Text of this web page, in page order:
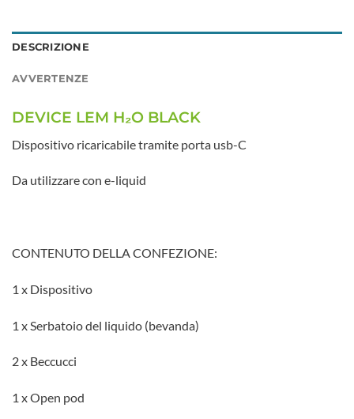
DESCRIZIONE
AVVERTENZE
DEVICE LEM H₂O BLACK
Dispositivo ricaricabile tramite porta usb-C
Da utilizzare con e-liquid
CONTENUTO DELLA CONFEZIONE:
1 x Dispositivo
1 x Serbatoio del liquido (bevanda)
2 x Beccucci
1 x Open pod